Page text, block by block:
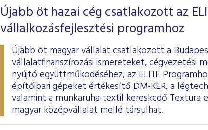
Újabb öt hazai cég csatlakozott az
vállalkozásfejlesztési programhoz
Újabb öt magyar vállalat csatlakozott a
vállalatfinanszírozási ismereteket, cégvezetési
nyújtó együttműködéséhez, az ELITE
építőipari gépeket értékesítő DM-KER, a
valamint a munkaruha-textil kereskedő Textura
magyar középvállalat mellé társulhat.